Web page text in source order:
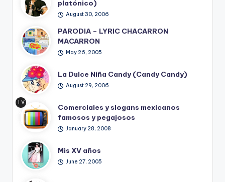
platónico)
August 30, 2006
PARODIA – LYRIC CHACARRON
MACARRON
May 26, 2005
La Dulce Niña Candy (Candy Candy)
August 29, 2006
TV
Ret
ro
Comerciales y slogans mexicanos
famosos y pegajosos
January 28, 2008
Mis XV años
June 27, 2005